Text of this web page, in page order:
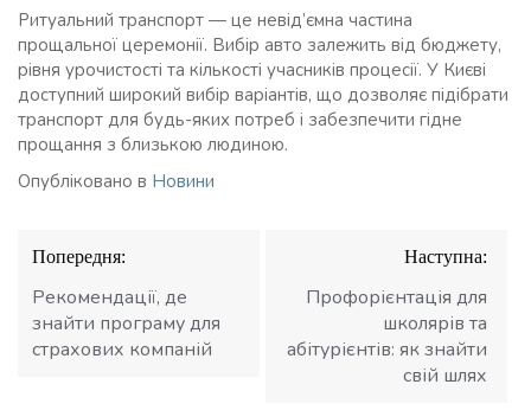
Ритуальний транспорт — це невід’ємна частина
прощальної церемонії. Вибір авто залежить від бюджету,
рівня урочистості та кількості учасників процесії. У Києві
доступний широкий вибір варіантів, що дозволяє підібрати
транспорт для будь-яких потреб і забезпечити гідне
прощання з близькою людиною.
Опубліковано в Новини
Навігація
записів
Попередня:
Рекомендації, де
знайти програму для
страхових компаній
Наступна:
Профорієнтація для
школярів та
абітурієнтів: як знайти
свій шлях